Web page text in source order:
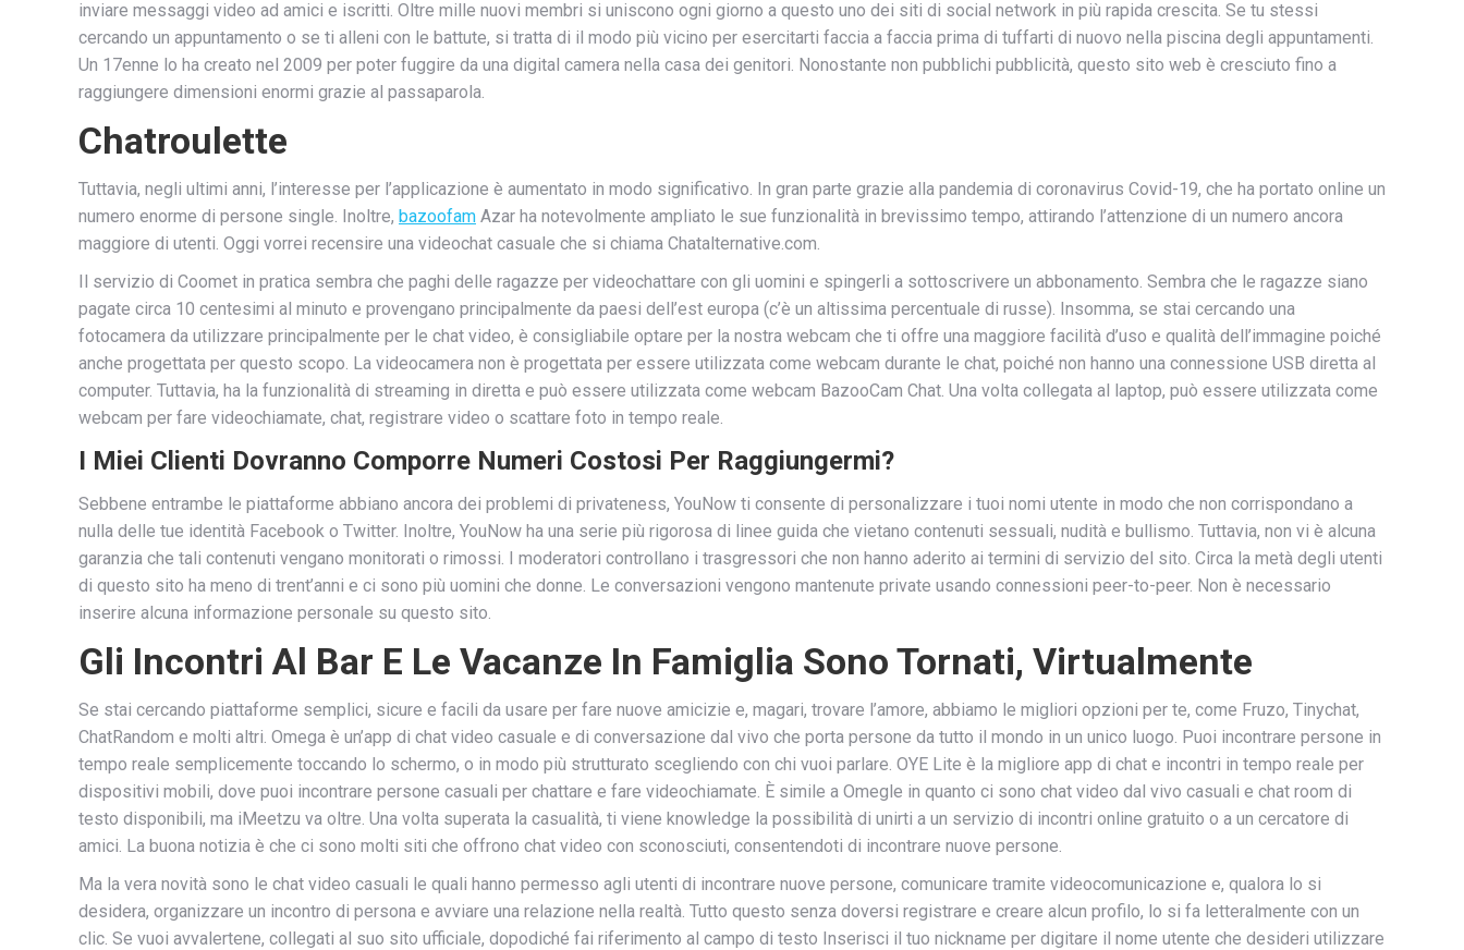
inviare messaggi video ad amici e iscritti. Oltre mille nuovi membri si uniscono ogni giorno a questo uno dei siti di social network in più rapida crescita. Se tu stessi
cercando un appuntamento o se ti alleni con le battute, si tratta di il modo più vicino per esercitarti faccia a faccia prima di tuffarti di nuovo nella piscina degli appuntamenti.
Un 17enne lo ha creato nel 2009 per poter fuggire da una digital camera nella casa dei genitori. Nonostante non pubblichi pubblicità, questo sito web è cresciuto fino a
raggiungere dimensioni enormi grazie al passaparola.
Chatroulette
Tuttavia, negli ultimi anni, l’interesse per l’applicazione è aumentato in modo significativo. In gran parte grazie alla pandemia di coronavirus Covid-19, che ha portato online un
numero enorme di persone single. Inoltre, bazoofam Azar ha notevolmente ampliato le sue funzionalità in brevissimo tempo, attirando l’attenzione di un numero ancora
maggiore di utenti. Oggi vorrei recensire una videochat casuale che si chiama Chatalternative.com.
Il servizio di Coomet in pratica sembra che paghi delle ragazze per videochattare con gli uomini e spingerli a sottoscrivere un abbonamento. Sembra che le ragazze siano
pagate circa 10 centesimi al minuto e provengano principalmente da paesi dell’est europa (c’è un altissima percentuale di russe). Insomma, se stai cercando una
fotocamera da utilizzare principalmente per le chat video, è consigliabile optare per la nostra webcam che ti offre una maggiore facilità d’uso e qualità dell’immagine poiché
anche progettata per questo scopo. La videocamera non è progettata per essere utilizzata come webcam durante le chat, poiché non hanno una connessione USB diretta al
computer. Tuttavia, ha la funzionalità di streaming in diretta e può essere utilizzata come webcam BazooCam Chat. Una volta collegata al laptop, può essere utilizzata come
webcam per fare videochiamate, chat, registrare video o scattare foto in tempo reale.
I Miei Clienti Dovranno Comporre Numeri Costosi Per Raggiungermi?
Sebbene entrambe le piattaforme abbiano ancora dei problemi di privateness, YouNow ti consente di personalizzare i tuoi nomi utente in modo che non corrispondano a
nulla delle tue identità Facebook o Twitter. Inoltre, YouNow ha una serie più rigorosa di linee guida che vietano contenuti sessuali, nudità e bullismo. Tuttavia, non vi è alcuna
garanzia che tali contenuti vengano monitorati o rimossi. I moderatori controllano i trasgressori che non hanno aderito ai termini di servizio del sito. Circa la metà degli utenti
di questo sito ha meno di trent’anni e ci sono più uomini che donne. Le conversazioni vengono mantenute private usando connessioni peer-to-peer. Non è necessario
inserire alcuna informazione personale su questo sito.
Gli Incontri Al Bar E Le Vacanze In Famiglia Sono Tornati, Virtualmente
Se stai cercando piattaforme semplici, sicure e facili da usare per fare nuove amicizie e, magari, trovare l’amore, abbiamo le migliori opzioni per te, come Fruzo, Tinychat,
ChatRandom e molti altri. Omega è un’app di chat video casuale e di conversazione dal vivo che porta persone da tutto il mondo in un unico luogo. Puoi incontrare persone in
tempo reale semplicemente toccando lo schermo, o in modo più strutturato scegliendo con chi vuoi parlare. OYE Lite è la migliore app di chat e incontri in tempo reale per
dispositivi mobili, dove puoi incontrare persone casuali per chattare e fare videochiamate. È simile a Omegle in quanto ci sono chat video dal vivo casuali e chat room di
testo disponibili, ma iMeetzu va oltre. Una volta superata la casualità, ti viene knowledge la possibilità di unirti a un servizio di incontri online gratuito o a un cercatore di
amici. La buona notizia è che ci sono molti siti che offrono chat video con sconosciuti, consentendoti di incontrare nuove persone.
Ma la vera novità sono le chat video casuali le quali hanno permesso agli utenti di incontrare nuove persone, comunicare tramite videocomunicazione e, qualora lo si
desidera, organizzare un incontro di persona e avviare una relazione nella realtà. Tutto questo senza doversi registrare e creare alcun profilo, lo si fa letteralmente con un
clic. Se vuoi avvalertene, collegati al suo sito ufficiale, dopodiché fai riferimento al campo di testo Inserisci il tuo nickname per digitare il nome utente che desideri utilizzare